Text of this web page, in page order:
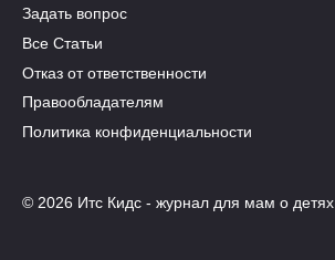
Задать вопрос
Все Статьи
Отказ от ответственности
Правообладателям
Политика конфиденциальности
© 2026 Итс Кидс - журнал для мам о детях